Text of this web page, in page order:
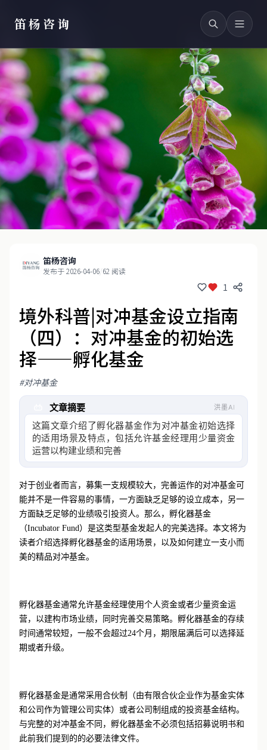
笛杨咨询
笛杨咨询
发布于 2026-04-06/62 阅读
1
境外科普|对冲基金设立指南
（四）：对冲基金的初始选
择——孵化基金
#对冲基金
文章摘要 洪墨AI
这篇文章介绍了孵化器基金作为对冲基金初始选择
的适用场景及特点，包括允许基金经理用少量资金
运营以构建业绩和完善策略，存续期通
对于创业者而言，募集一支规模较大，完善运作的对冲基金可
能并不是一件容易的事情，一方面缺乏足够的设立成本，另一
方面缺乏足够的业绩吸引投资人。那么，孵化器基金
（Incubator Fund）是这类型基金发起人的完美选择。本文将为
读者介绍选择孵化器基金的适用场景，以及如何建立一支小而
美的精品对冲基金。
孵化器基金通常允许基金经理使用个人资金或者少量资金运
营，以建构市场业绩，同时完善交易策略。孵化器基金的存续
时间通常较短，一般不会超过24个月，期限届满后可以选择延
期或者升级。
孵化器基金是通常采用合伙制（由有限合伙企业作为基金实体
和公司作为管理公司实体）或者公司制组成的投资基金结构。
与完整的对冲基金不同，孵化器基金不必须包括招募说明书和
此前我们提到的的必要法律文件。